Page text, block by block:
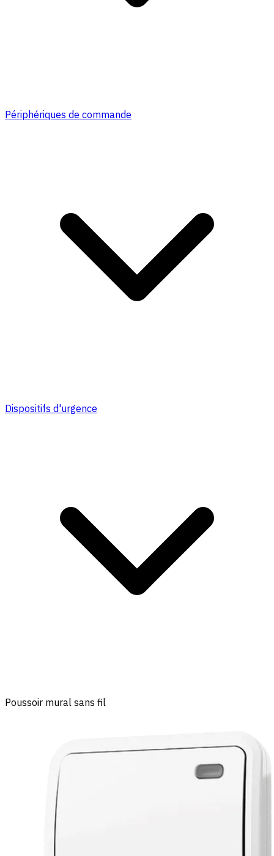
Périphériques de commande
Dispositifs d'urgence
Poussoir mural sans fil